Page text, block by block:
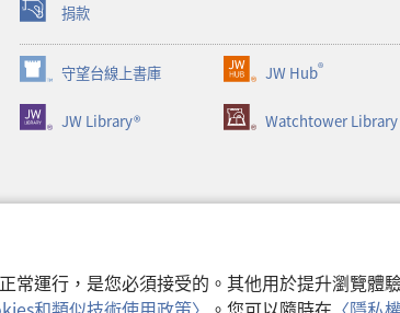
常運行，是您必須接受的。其他用於提升瀏覽體
捐款
（開
啟
新
視
窗）
守望台線上書庫
（開
啟
新
JW Hub®
（開
啟
新
JW Library® Watchtower Library